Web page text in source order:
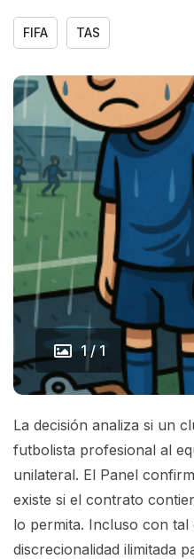
FIFA TAS
1 / 1
La decisión analiza si un
futbolista profesional al
unilateral. El Panel
existe si el contrato
lo permita. Incluso con
discrecionalidad ilimitada